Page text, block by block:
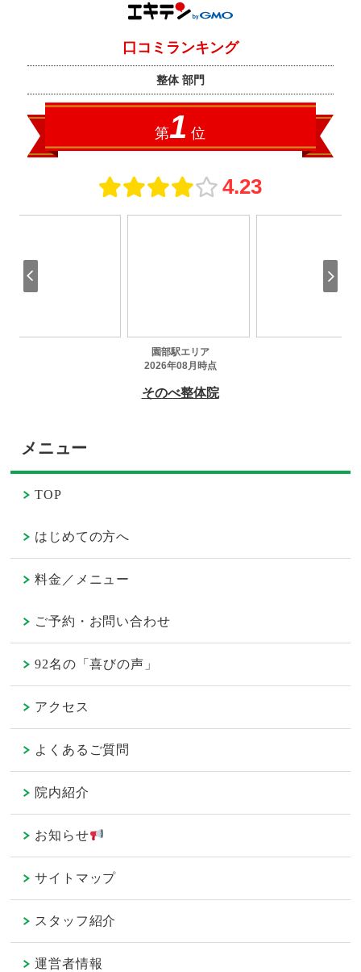
メニュー
TOP
はじめての方へ
料金／メニュー
ご予約・お問い合わせ
92名の「喜びの声」
アクセス
よくあるご質問
院内紹介
お知らせ
サイトマップ
スタッフ紹介
運営者情報